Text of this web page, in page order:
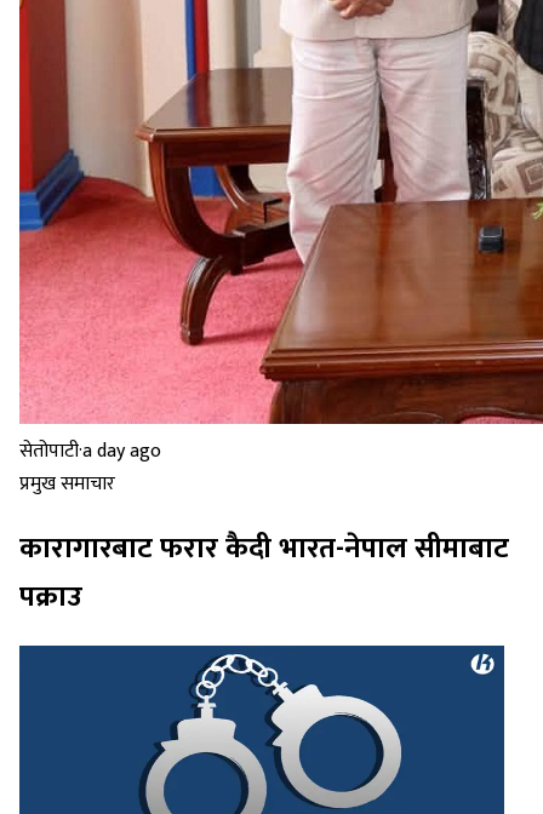
सेतोपाटी·a day ago
प्रमुख समाचार
कारागारबाट फरार कैदी भारत-नेपाल सीमाबाट
पक्राउ